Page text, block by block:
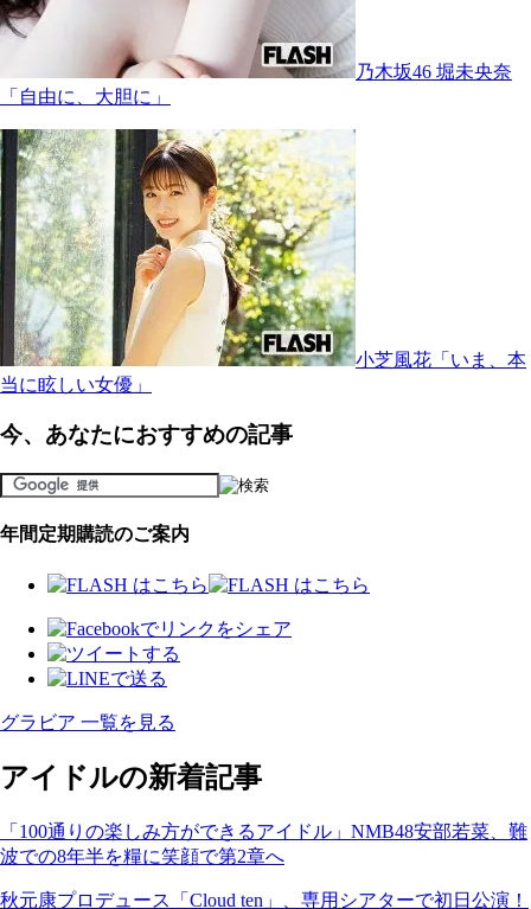
乃木坂46 堀未央奈
「自由に、大胆に」
小芝風花「いま、本
当に眩しい女優」
今、あなたにおすすめの記事
年間定期購読のご案内
グラビア 一覧を見る
アイドルの新着記事
「100通りの楽しみ方ができるアイドル」NMB48安部若菜、難
波での8年半を糧に笑顔で第2章へ
秋元康プロデュース「Cloud ten」、専用シアターで初日公演！